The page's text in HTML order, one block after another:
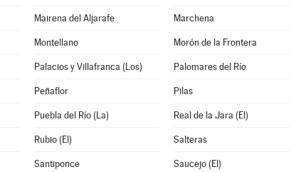
Mairena del Aljarafe Marchena
Montellano Morón de la Frontera
Palacios y Villafranca (Los) Palomares del Río
Peñaflor Pilas
Puebla del Río (La) Real de la Jara (El)
Rubio (El) Salteras
Santiponce Saucejo (El)